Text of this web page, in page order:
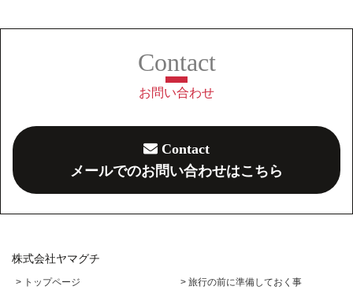
お問い合わせ
Contact
メールでのお問い合わせはこちら
株式会社ヤマグチ
> トップページ > 旅行の前に準備しておく事